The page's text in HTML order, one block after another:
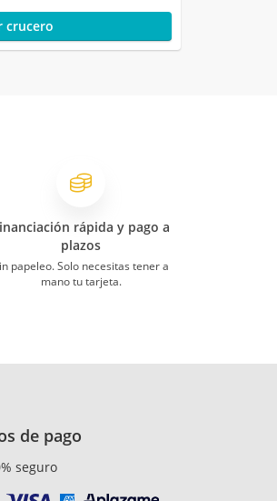
crucero
rápida y pago a
plazos
papeleo. Solo necesitas tener a
mano tu tarjeta.
de pago
seguro